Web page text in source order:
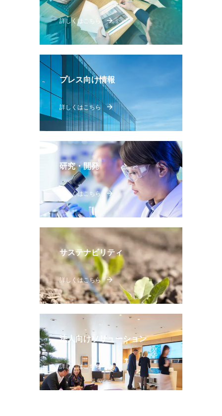
プレス向け情報
詳しくはこちら
研究・開発
詳しくはこちら
詳しくはこちら
サステナビリティ
詳しくはこちら
法人向けソリューション
詳しくはこちら